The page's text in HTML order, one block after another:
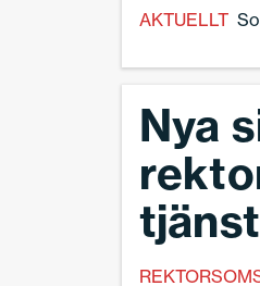
AKTUELLT
Nya
tjänst